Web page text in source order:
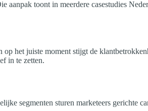
aanpak toont in meerdere casestudies
het juiste moment stijgt de
in te zetten.
segmenten sturen marketeers gerichte